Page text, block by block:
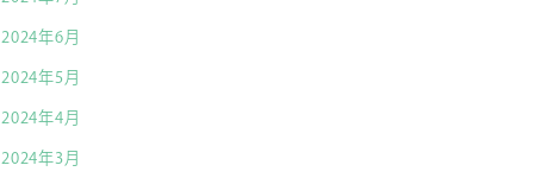
2024年6月
2024年5月
2024年4月
2024年3月